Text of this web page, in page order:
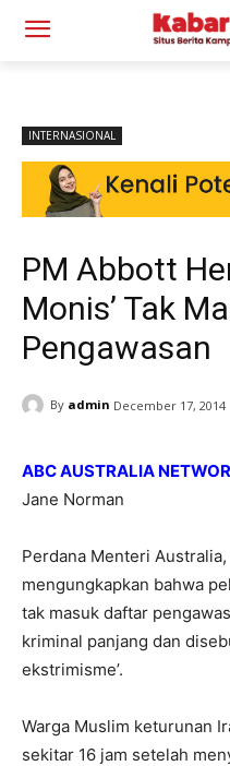
INTERNASIONAL
PM Abbott
Monis’ Tak
Pengawasan
By admin December 17, 2014
ABC AUSTRALIA
Jane Norman
Perdana Menteri
mengungkapkan bahwa
tak masuk daftar
kriminal panjang dan
ekstrimisme’.
Warga Muslim keturunan
sekitar 16 jam setelah